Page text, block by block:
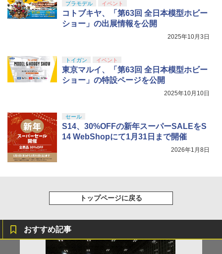
プラモデル イベント
コトブキヤ、「第63回 全日本模型ホビー
ショー」の出展情報を公開
2025年10月3日
トイガン イベント
東京マルイ、「第63回 全日本模型ホビー
ショー」の特設ページを公開
2025年10月10日
セール
S14、30%OFFの新年スーパーSALEをS
14 WebShopにて1月31日まで開催
2026年1月8日
トップページに戻る
おすすめ記事